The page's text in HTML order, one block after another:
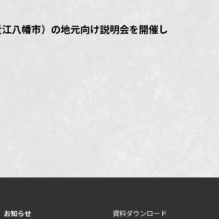
江八幡市）の地元向け説明会を開催し
お知らせ 資料ダウンロード